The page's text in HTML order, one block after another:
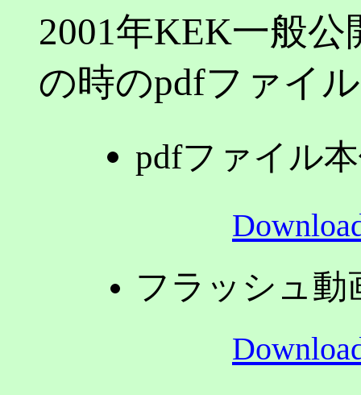
2001年KEK一般公
の時のpdfファイ
pdfファイル
フラッシュ